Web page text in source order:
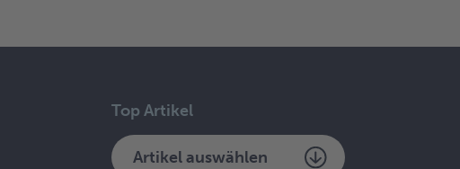
Top Artikel
Artikel auswählen